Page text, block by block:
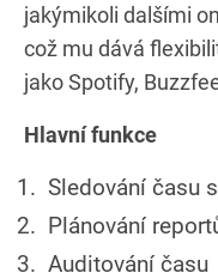
jakýmikoli dalšími
což mu dává
jako Spotify,
Hlavní funkce
Sledování času
Plánování
Auditování času